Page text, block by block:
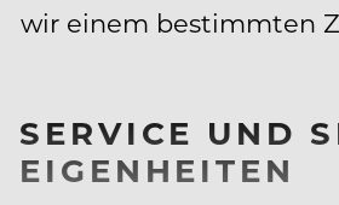
wir einem bestimmten
SERVICE UND
EIGENHEITEN